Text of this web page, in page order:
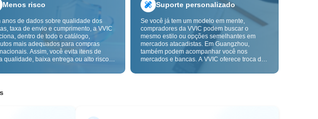
Menos risco
anos de dados sobre qualidade dos
taxa de envio e cumprimento, a VVIC
dentro de todo o catálogo,
mais adequados para compras
Assim, você evita itens de
qualidade, baixa entrega ou alto risco,
de qualidade transfronteiriça e as
de qualidade, alfândega e pós-venda.
Suporte personalizado
Se você já tem um modelo em mente,
compradores da VVIC podem buscar o
mesmo estilo ou opções semelhantes em
mercados atacadistas. Em Guangzhou,
também podem acompanhar você nos
mercados e bancas. A VVIC oferece troca de
OEM por imagem ou amostra, para tornar